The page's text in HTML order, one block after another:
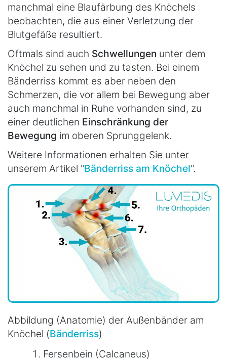
manchmal eine Blaufärbung des Knöchels
beobachten, die aus einer Verletzung der
Blutgefäße resultiert.
Oftmals sind auch Schwellungen unter dem
Knöchel zu sehen und zu tasten. Bei einem
Bänderriss kommt es aber neben den
Schmerzen, die vor allem bei Bewegung aber
auch manchmal in Ruhe vorhanden sind, zu
einer deutlichen Einschränkung der
Bewegung im oberen Sprunggelenk.
Weitere Informationen erhalten Sie unter
unserem Artikel "Bänderriss am Knöchel".
Abbildung (Anatomie) der Außenbänder am
Knöchel (Bänderriss)
Fersenbein (Calcaneus)